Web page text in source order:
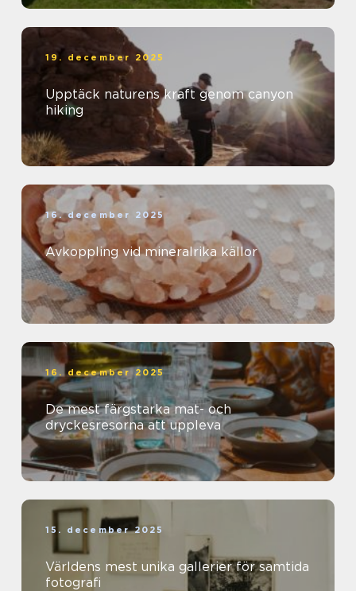
19. december 2025
Upptäck naturens kraft genom canyon
hiking
16. december 2025
Avkoppling vid mineralrika källor
16. december 2025
De mest färgstarka mat- och
dryckesresorna att uppleva
15. december 2025
Världens mest unika gallerier för samtida
fotografi